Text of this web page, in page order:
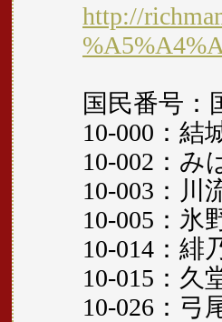
http://
国民番号：
10-000：結
10-002：み
10-003：川
10-005：氷
10-014：緋
10-015：久
10-026：弓